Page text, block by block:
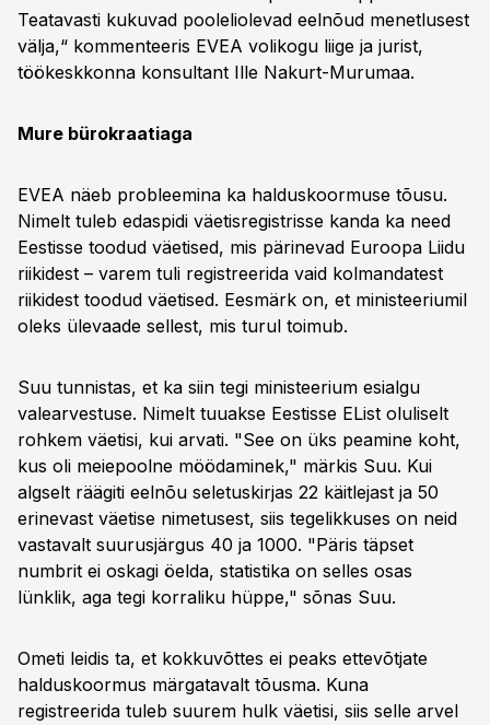
Teatavasti kukuvad pooleliolevad eelnõud menetlusest
välja,“ kommenteeris EVEA volikogu liige ja jurist,
töökeskkonna konsultant Ille Nakurt-Murumaa.
Mure bürokraatiaga
EVEA näeb probleemina ka halduskoormuse tõusu.
Nimelt tuleb edaspidi väetisregistrisse kanda ka need
Eestisse toodud väetised, mis pärinevad Euroopa Liidu
riikidest – varem tuli registreerida vaid kolmandatest
riikidest toodud väetised. Eesmärk on, et ministeeriumil
oleks ülevaade sellest, mis turul toimub.
Suu tunnistas, et ka siin tegi ministeerium esialgu
valearvestuse. Nimelt tuuakse Eestisse EList oluliselt
rohkem väetisi, kui arvati. "See on üks peamine koht,
kus oli meiepoolne möödaminek," märkis Suu. Kui
algselt räägiti eelnõu seletuskirjas 22 käitlejast ja 50
erinevast väetise nimetusest, siis tegelikkuses on neid
vastavalt suurusjärgus 40 ja 1000. "Päris täpset
numbrit ei oskagi öelda, statistika on selles osas
lünklik, aga tegi korraliku hüppe," sõnas Suu.
Ometi leidis ta, et kokkuvõttes ei peaks ettevõtjate
halduskoormus märgatavalt tõusma. Kuna
registreerida tuleb suurem hulk väetisi, siis selle arvel